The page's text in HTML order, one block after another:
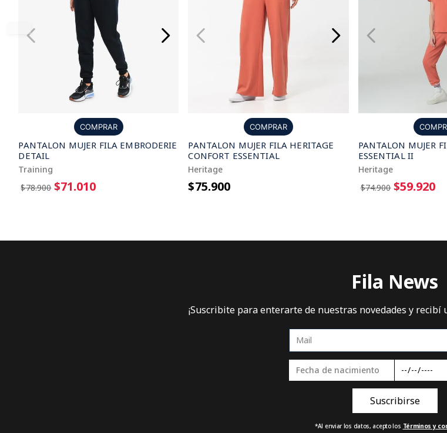
COMPRAR
PANTALON MUJER FILA EMBRODERIE
DETAIL
Training
$78.900 $71.010
COMPRAR
PANTALON MUJER FILA HERITAGE
CONFORT ESSENTIAL
Heritage
$75.900
PANTALON MUJER
ESSENTIAL II
Heritage
$74.900 $59.920
Fila News
¡Suscribite para enterarte de nuestras novedades y
*Al enviar los datos, acepto los Términos y